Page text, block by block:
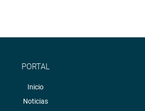
PORTAL
Inicio
Noticias